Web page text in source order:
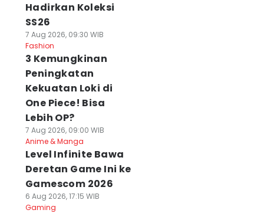
Hadirkan Koleksi
SS26
7 Aug 2026, 09:30 WIB
Fashion
3 Kemungkinan
Peningkatan
Kekuatan Loki di
One Piece! Bisa
Lebih OP?
7 Aug 2026, 09:00 WIB
Anime & Manga
Level Infinite Bawa
Deretan Game Ini ke
Gamescom 2026
6 Aug 2026, 17:15 WIB
Gaming